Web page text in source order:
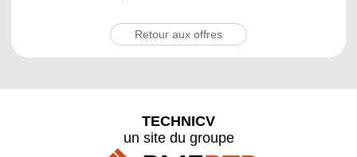
Retour aux offres
TECHNICV
un site du groupe